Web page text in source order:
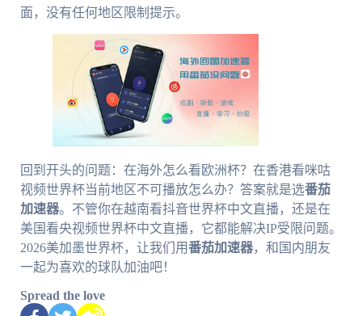
面，没有任何地区限制提示。
回到开头的问题：在海外怎么看欧洲杯？在香港看咪咕
视频世界杯当前地区不可播放怎么办？答案就是选番茄
加速器。不管你在越南看抖音世界杯中文直播，还是在
美国看央视频世界杯中文直播，它都能解决IP受限问题。
2026美加墨世界杯，让我们用番茄加速器，和国内朋友
一起为喜欢的球队加油吧！
Spread the love